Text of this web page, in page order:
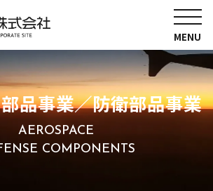
MENU
品事業／防衛部品事業
AEROSPACE
COMPONENTS